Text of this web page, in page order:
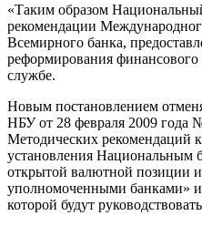
«Таким образом
рекомендации
Всемирного банка,
реформирования финансового
службе.
Новым постановлением
НБУ от 28 февраля 2009 года
Методических рекомендаций
установления Национальным
открытой валютной позиции
уполномоченными банками» и
которой будут